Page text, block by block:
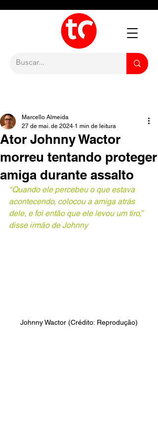
Ator Johnny Wactor
morreu tentando proteger
amiga durante assalto
Marcello Almeida
27 de mai. de 2024 1 min de leitura
"Quando ele percebeu o que estava
acontecendo, colocou a amiga atrás
dele, e foi então que ele levou um tiro,”
disse irmão de Johnny
Johnny Wactor (Crédito: Reprodução)